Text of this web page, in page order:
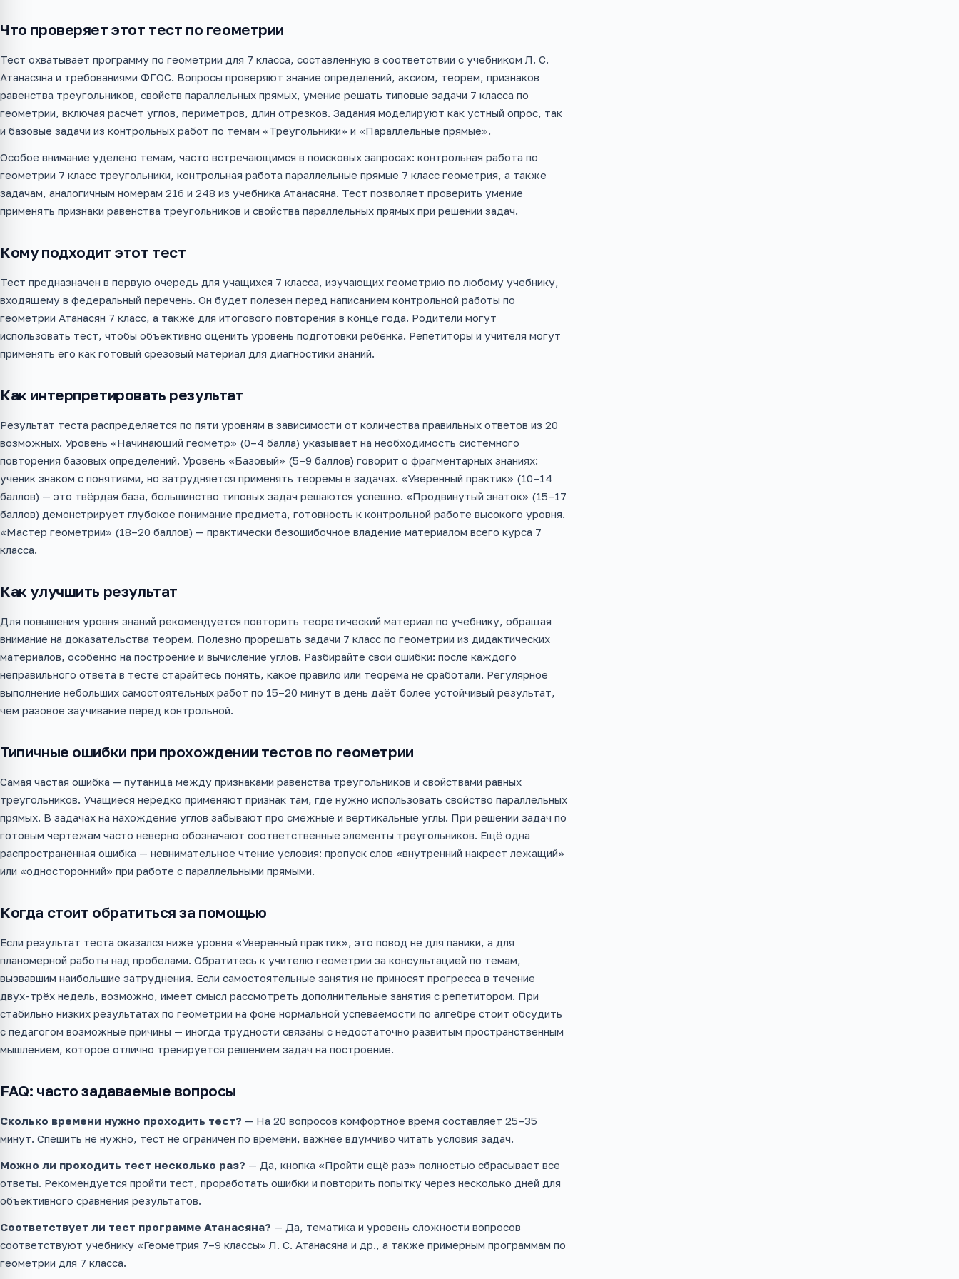
Что проверяет этот тест по геометрии
Тест охватывает программу по геометрии для 7 класса, составленную в соответствии с учебником Л. С.
Атанасяна и требованиями ФГОС. Вопросы проверяют знание определений, аксиом, теорем, признаков
равенства треугольников, свойств параллельных прямых, умение решать типовые задачи 7 класса по
геометрии, включая расчёт углов, периметров, длин отрезков. Задания моделируют как устный опрос, так
и базовые задачи из контрольных работ по темам «Треугольники» и «Параллельные прямые».
Особое внимание уделено темам, часто встречающимся в поисковых запросах: контрольная работа по
геометрии 7 класс треугольники, контрольная работа параллельные прямые 7 класс геометрия, а также
задачам, аналогичным номерам 216 и 248 из учебника Атанасяна. Тест позволяет проверить умение
применять признаки равенства треугольников и свойства параллельных прямых при решении задач.
Кому подходит этот тест
Тест предназначен в первую очередь для учащихся 7 класса, изучающих геометрию по любому учебнику,
входящему в федеральный перечень. Он будет полезен перед написанием контрольной работы по
геометрии Атанасян 7 класс, а также для итогового повторения в конце года. Родители могут
использовать тест, чтобы объективно оценить уровень подготовки ребёнка. Репетиторы и учителя могут
применять его как готовый срезовый материал для диагностики знаний.
Как интерпретировать результат
Результат теста распределяется по пяти уровням в зависимости от количества правильных ответов из 20
возможных. Уровень «Начинающий геометр» (0–4 балла) указывает на необходимость системного
повторения базовых определений. Уровень «Базовый» (5–9 баллов) говорит о фрагментарных знаниях:
ученик знаком с понятиями, но затрудняется применять теоремы в задачах. «Уверенный практик» (10–14
баллов) — это твёрдая база, большинство типовых задач решаются успешно. «Продвинутый знаток» (15–17
баллов) демонстрирует глубокое понимание предмета, готовность к контрольной работе высокого уровня.
«Мастер геометрии» (18–20 баллов) — практически безошибочное владение материалом всего курса 7
класса.
Как улучшить результат
Для повышения уровня знаний рекомендуется повторить теоретический материал по учебнику, обращая
внимание на доказательства теорем. Полезно прорешать задачи 7 класс по геометрии из дидактических
материалов, особенно на построение и вычисление углов. Разбирайте свои ошибки: после каждого
неправильного ответа в тесте старайтесь понять, какое правило или теорема не сработали. Регулярное
выполнение небольших самостоятельных работ по 15–20 минут в день даёт более устойчивый результат,
чем разовое заучивание перед контрольной.
Типичные ошибки при прохождении тестов по геометрии
Самая частая ошибка — путаница между признаками равенства треугольников и свойствами равных
треугольников. Учащиеся нередко применяют признак там, где нужно использовать свойство параллельных
прямых. В задачах на нахождение углов забывают про смежные и вертикальные углы. При решении задач по
готовым чертежам часто неверно обозначают соответственные элементы треугольников. Ещё одна
распространённая ошибка — невнимательное чтение условия: пропуск слов «внутренний накрест лежащий»
или «односторонний» при работе с параллельными прямыми.
Когда стоит обратиться за помощью
Если результат теста оказался ниже уровня «Уверенный практик», это повод не для паники, а для
планомерной работы над пробелами. Обратитесь к учителю геометрии за консультацией по темам,
вызвавшим наибольшие затруднения. Если самостоятельные занятия не приносят прогресса в течение
двух-трёх недель, возможно, имеет смысл рассмотреть дополнительные занятия с репетитором. При
стабильно низких результатах по геометрии на фоне нормальной успеваемости по алгебре стоит обсудить
с педагогом возможные причины — иногда трудности связаны с недостаточно развитым пространственным
мышлением, которое отлично тренируется решением задач на построение.
FAQ: часто задаваемые вопросы
Сколько времени нужно проходить тест? — На 20 вопросов комфортное время составляет 25–35
минут. Спешить не нужно, тест не ограничен по времени, важнее вдумчиво читать условия задач.
Можно ли проходить тест несколько раз? — Да, кнопка «Пройти ещё раз» полностью сбрасывает все
ответы. Рекомендуется пройти тест, проработать ошибки и повторить попытку через несколько дней для
объективного сравнения результатов.
Соответствует ли тест программе Атанасяна? — Да, тематика и уровень сложности вопросов
соответствуют учебнику «Геометрия 7–9 классы» Л. С. Атанасяна и др., а также примерным программам по
геометрии для 7 класса.